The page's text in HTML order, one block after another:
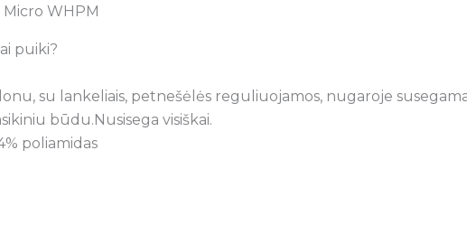
WHPM
puiki?
su lankeliais, petnešėlės reguliuojamos, nugaroje
būdu.Nusisega visiškai.
poliamidas